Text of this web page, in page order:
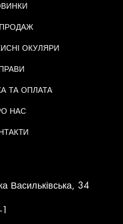
Васильківська, 34
ОКУЛЯРИ
ТА ОПЛАТА
НАС